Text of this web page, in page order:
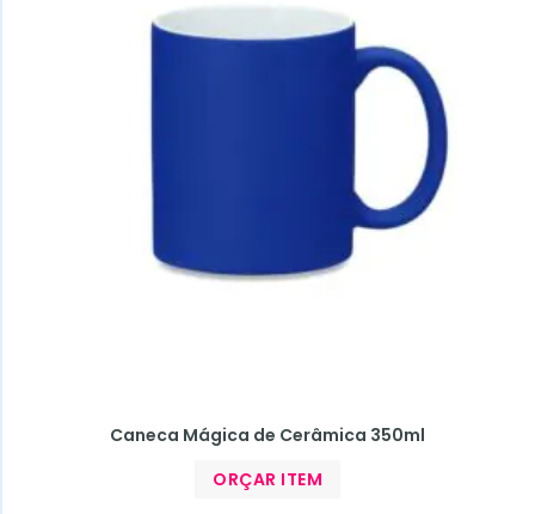
Caneca Mágica de Cerâmica 350ml
ORÇAR ITEM